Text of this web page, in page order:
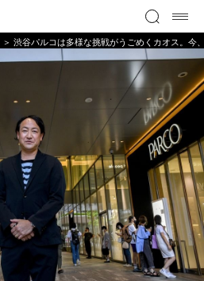
渋谷パルコは多様な挑戦がうごめくカオス。今